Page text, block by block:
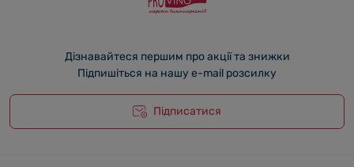
Дізнавайтеся першим про акції та знижки
Підпишіться на нашу e-mail розсилку
Підписатися